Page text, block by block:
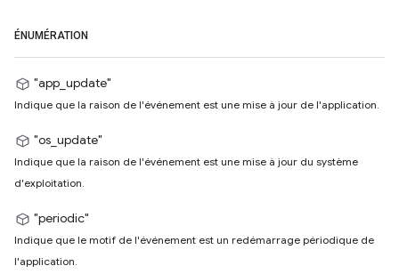
ÉNUMÉRATION
"app_update"
Indique que la raison de l'événement est une mise à jour de l'application.
"os_update"
Indique que la raison de l'événement est une mise à jour du système
d'exploitation.
"periodic"
Indique que le motif de l'événement est un redémarrage périodique de
l'application.